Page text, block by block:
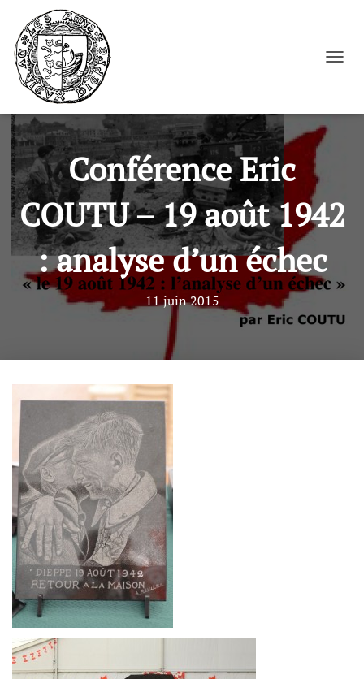
Conférence Eric
COUTU – 19 août 1942
: analyse d’un échec
11 juin 2015
Cookies management panel